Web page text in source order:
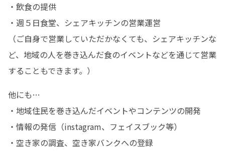
・飲食の提供
・週５日食堂、シェアキッチンの営業運営
（ご自身で営業していただかなくても、シェアキッチンな
ど、地域の人を巻き込んだ食のイベントなどを通じて営業
することもできます。）
他にも…
・地域住民を巻き込んだイベントやコンテンツの開発
・情報の発信（instagram、フェイスブック等）
・空き家の調査、空き家バンクへの登録